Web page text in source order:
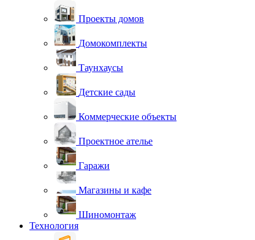
Проекты домов
Домокомплекты
Таунхаусы
Детские сады
Коммерческие объекты
Проектное ателье
Гаражи
Магазины и кафе
Шиномонтаж
Технология